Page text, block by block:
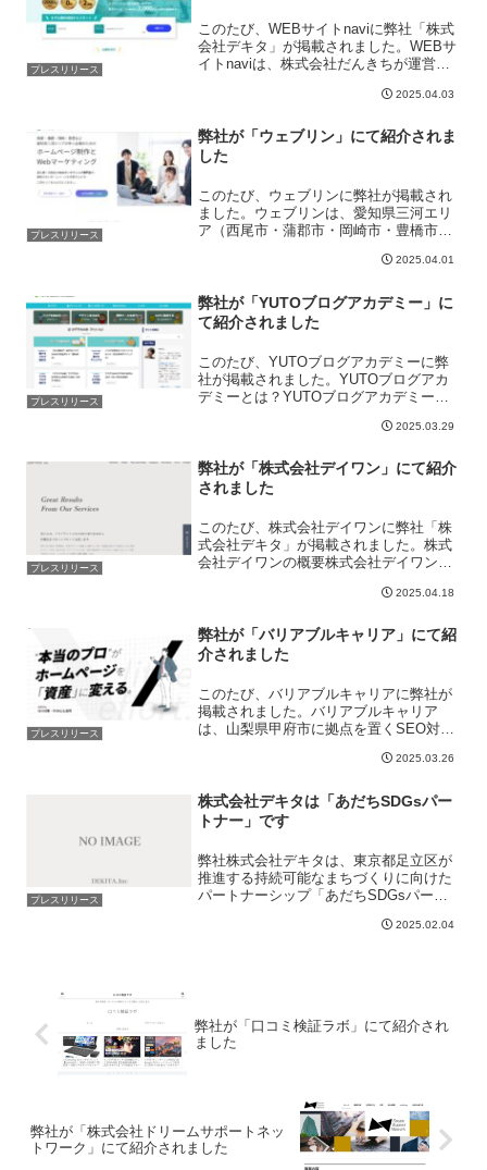
プレスリリース
このたび、WEBサイトnaviに弊社「株式
会社デキタ」が掲載されました。WEBサ
イトnaviは、株式会社だんきちが運営す
人」と「ホームページ制作を行う企業」
す。全国の制作...
2025.04.03
プレスリリース
弊社が「ウェブリン」にて紹介されま
した
このたび、ウェブリンに弊社が掲載され
ました。ウェブリンは、愛知県三河エリ
ア（西尾市・蒲郡市・岡崎市・豊橋市な
マーケティング支援を提供しています。​
人事業主のWeb集客...
2025.04.01
プレスリリース
弊社が「YUTOブログアカデミー」に
て紹介されました
このたび、YUTOブログアカデミーに弊
社が掲載されました。YUTOブログアカ
デミーとは？YUTOブログアカデミー
で幅広く対応したブログ運営に関する情
はエンジニア・SEO...
2025.03.29
プレスリリース
弊社が「株式会社デイワン」にて紹介
されました
このたび、株式会社デイワンに弊社「株
式会社デキタ」が掲載されました。株式
会社デイワンの概要株式会社デイワン
ジタル領域に特化したコンサルティング
育成や内製化支援、ブ...
2025.04.18
プレスリリース
弊社が「バリアブルキャリア」にて紹
介されました
このたび、バリアブルキャリアに弊社が
掲載されました。バリアブルキャリア
は、山梨県甲府市に拠点を置くSEO対策
す。主にSEO対策、Web広告運用、サイ
サービスを提供して...
2025.03.26
プレスリリース
株式会社デキタは「あだちSDGsパー
トナー」です
弊社株式会社デキタは、東京都足立区が
推進する持続可能なまちづくりに向けた
パートナーシップ「あだちSDGsパート
パートナー」とは、東京都足立区が持続
2025.02.04
弊社が「口コミ検証ラボ」にて紹介され
ました
弊社が「株式会社ドリームサポートネッ
トワーク」にて紹介されました